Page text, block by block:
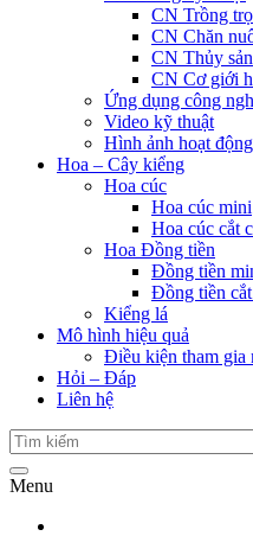
CN Trồng
CN Chăn
CN Thủy sản
CN Cơ giới
Ứng dụng công
Video kỹ thuật
Hình ảnh hoạt động
Hoa – Cây kiểng
Hoa cúc
Hoa cúc mini
Hoa cúc cắt
Hoa Đồng tiền
Đồng tiền
Đồng tiền cắt
Kiểng lá
Mô hình hiệu quả
Điều kiện tham gia
Hỏi – Đáp
Liên hệ
Menu